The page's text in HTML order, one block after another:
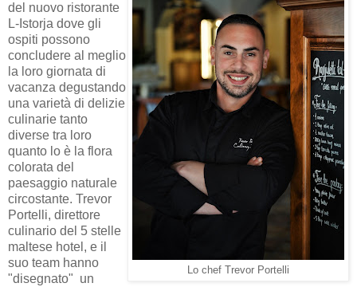
Lo chef Trevor Portelli
del nuovo ristorante
L-Istorja dove gli
ospiti possono
concludere al meglio
la loro giornata di
vacanza degustando
una varietà di delizie
culinarie tanto
diverse tra loro
quanto lo è la flora
colorata del
paesaggio naturale
circostante. Trevor
Portelli, direttore
culinario del 5 stelle
maltese hotel, e il
suo team hanno
"disegnato" un